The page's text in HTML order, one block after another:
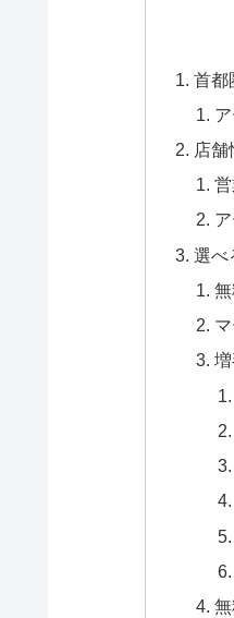
首都
店舗
選べ